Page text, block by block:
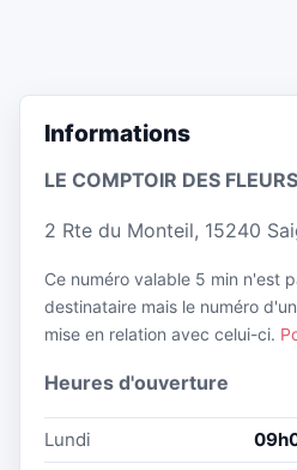
Informations
LE COMPTOIR DES FLEURS
2 Rte du Monteil, 15240
Ce numéro valable 5 min n'est
destinataire mais le numéro
mise en relation avec celui-ci.
Heures d'ouverture
Lundi